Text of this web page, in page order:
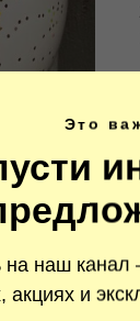
Это
на наш
акциях и